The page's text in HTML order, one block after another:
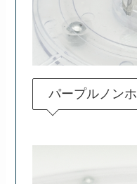
パープルノン